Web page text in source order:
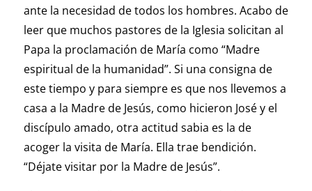
ante la necesidad de todos los hombres. Acabo de
leer que muchos pastores de la Iglesia solicitan al
Papa la proclamación de María como “Madre
espiritual de la humanidad”. Si una consigna de
este tiempo y para siempre es que nos llevemos a
casa a la Madre de Jesús, como hicieron José y el
discípulo amado, otra actitud sabia es la de
acoger la visita de María. Ella trae bendición.
“Déjate visitar por la Madre de Jesús”.